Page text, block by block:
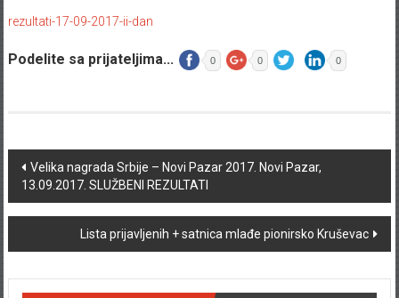
rezultati-17-09-2017-ii-dan
Podelite sa prijateljima... 0 0 0
Post navigation
Velika nagrada Srbije – Novi Pazar 2017. Novi Pazar,
13.09.2017. SLUŽBENI REZULTATI
Lista prijavljenih + satnica mlađe pionirsko Kruševac